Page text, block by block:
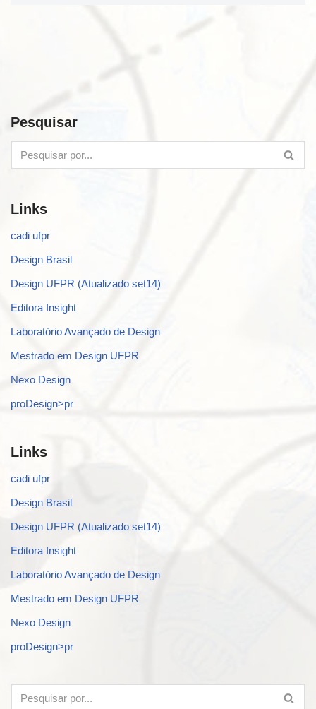
Pesquisar
Links
cadi ufpr
Design Brasil
Design UFPR (Atualizado set14)
Editora Insight
Laboratório Avançado de Design
Mestrado em Design UFPR
Nexo Design
proDesign>pr
Links
cadi ufpr
Design Brasil
Design UFPR (Atualizado set14)
Editora Insight
Laboratório Avançado de Design
Mestrado em Design UFPR
Nexo Design
proDesign>pr